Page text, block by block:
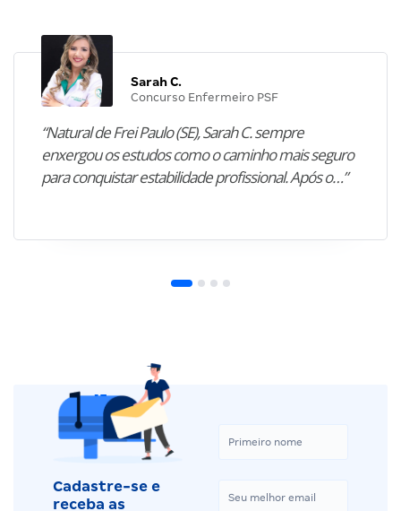
Sarah C.
Concurso Enfermeiro PSF
“Natural de Frei Paulo (SE), Sarah C. sempre
enxergou os estudos como o caminho mais seguro
para conquistar estabilidade profissional. Após o…”
Cadastre-se e
receba as